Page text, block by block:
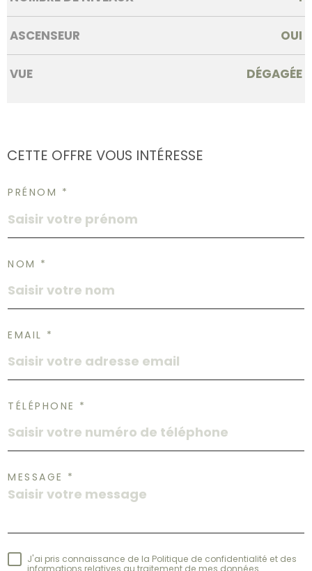
ASCENSEUR OUI
VUE DÉGAGÉE
CETTE OFFRE VOUS INTÉRESSE
PRÉNOM *
NOM *
EMAIL *
TÉLÉPHONE *
MESSAGE *
J'ai pris connaissance de la Politique de confidentialité et des